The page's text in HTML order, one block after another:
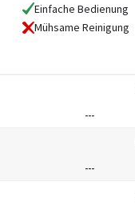
Einfache Bedienung
Mühsame Reinigung
---
---